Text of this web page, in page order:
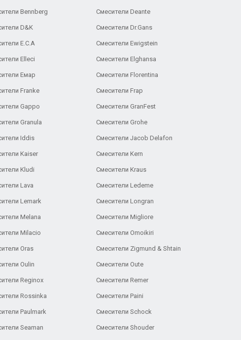
Bennberg Смесители Deante
D&K Смесители Dr.Gans
E.C.A Cмесители Ewigstein
Elleci Смесители Elghansa
Емар Смесители Florentina
Franke Смесители Frap
Gappo Смесители GranFest
Granula Смесители Grohe
Iddis Смесители Jacob Delafon
Kaiser Смесители Kern
Kludi Смесители Kraus
Lava Смесители Ledeme
Lemark Смесители Longran
Melana Смесители Migliore
Milacio Смесители Omoikiri
Oras Смесители Zigmund & Shtain
Oulin Смесители Oute
Reginox Смесители Remer
Rossinka Смесители Paini
Paulmark Смесители Schock
Seaman Смесители Shouder